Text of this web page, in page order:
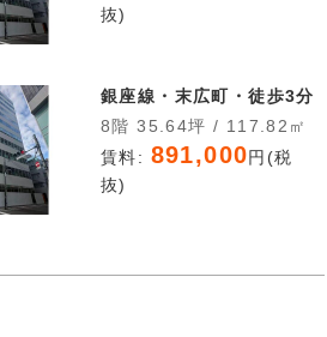
抜)
銀座線・末広町・徒歩3分
8階 35.64坪 / 117.82㎡
賃料: 891,000円(税
抜)